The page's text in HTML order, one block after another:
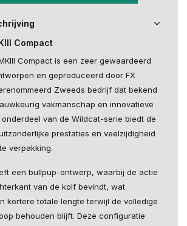
Compact
Compact is een zeer gewaardeerd
en geproduceerd door FX
Zweeds bedrijf dat bekend
vakmanschap en innovatieve
van de Wildcat-serie biedt de
prestaties en veelzijdigheid
verpakking.
een bullpup-ontwerp, waarbij de actie
van de kolf bevindt, wat
kortere totale lengte terwijl de volledige
behouden blijft. Deze configuratie